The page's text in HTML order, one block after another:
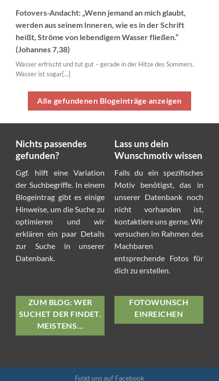
Fotovers-Andacht: „Wenn jemand an mich glaubt,
werden aus seinem Inneren, wie es in der Schrift
heißt, Ströme von lebendigem Wasser fließen.“
(Johannes 7,38)
Wasser erfrischt und tut gut – gerade in der Hitze des Sommers.
Wasser ist sogar[...]
Alle gefundenen Blogeinträge anzeigen
Nichts passendes
gefunden?
Ggf. hilft eine Variation
der Suchbegriffe. In einem
Blogeintrag gibt es einige
Hinweise, um die Suche zu
optimieren und wir
erklären ein paar Details
zur Suche in unserer
Datenbank.
Lass uns dein
Wunschmotiv wissen
Falls du ein spezifisches
Motiv benötigst, das in
unserer Datenbank noch
nicht vorhanden ist,
kontaktiere uns gerne. Wir
versuchen im Rahmen des
Machbaren
entsprechende Fotos für
dich zu erstellen.
ZUM BLOG: WER
SUCHET DER FINDET.
MEISTENS...
FOTOWUNSCH
EINREICHEN
Folgt uns auf Facebook